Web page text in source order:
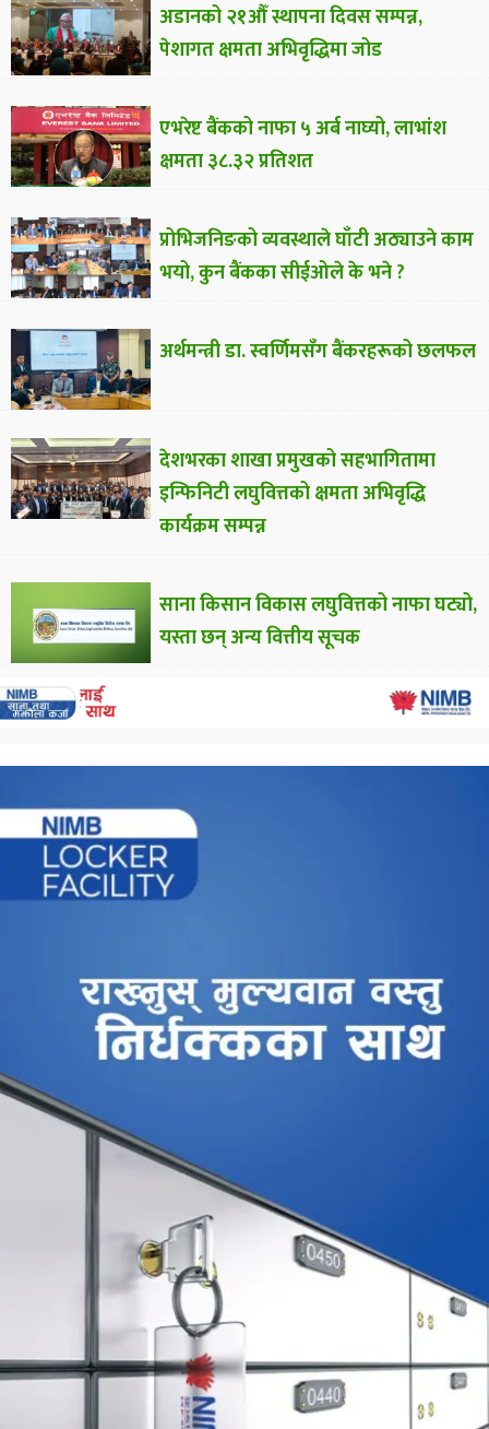
अडानको २१औँ स्थापना दिवस सम्पन्न,
पेशागत क्षमता अभिवृद्धिमा जोड
एभरेष्ट बैंकको नाफा ५ अर्ब नाघ्यो, लाभांश
क्षमता ३८.३२ प्रतिशत
प्रोभिजनिङको व्यवस्थाले घाँटी अठ्याउने काम
भयो, कुन बैंकका सीईओले के भने ?
अर्थमन्त्री डा. स्वर्णिमसँग बैंकरहरूको छलफल
देशभरका शाखा प्रमुखको सहभागितामा
इन्फिनिटी लघुवित्तको क्षमता अभिवृद्धि
कार्यक्रम सम्पन्न
साना किसान विकास लघुवित्तको नाफा घट्यो,
यस्ता छन् अन्य वित्तीय सूचक